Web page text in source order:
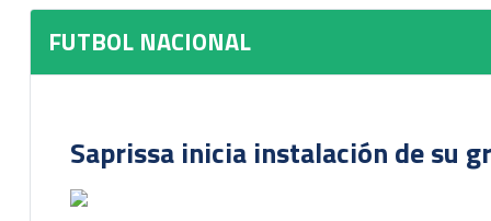
FUTBOL NACIONAL
Saprissa inicia instalación de su